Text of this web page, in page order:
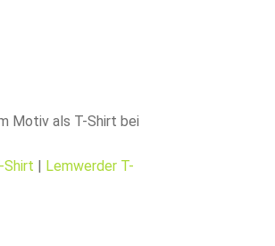
Motiv als T-Shirt bei
Shirt | Lemwerder T-